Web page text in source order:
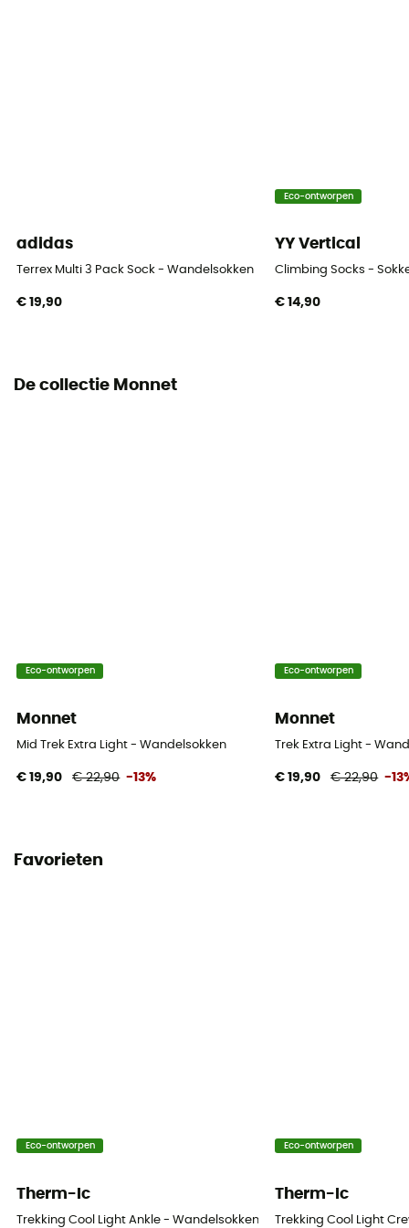
adidas
Terrex Multi 3 Pack Sock - Wandelsokken
€ 19,90
Eco-ontworpen
YY Vertical
Climbing Socks -
€ 14,90
De collectie Monnet
Eco-ontworpen
Monnet
Mid Trek Extra Light - Wandelsokken
€ 19,90 € 22,90 -13%
Eco-ontworpen
Monnet
Trek Extra Light -
€ 19,90 € 22,90 -
Favorieten
Eco-ontworpen
Therm-Ic
Trekking Cool Light Ankle - Wandelsokken
Eco-ontworpen
Therm-Ic
Trekking Cool Light